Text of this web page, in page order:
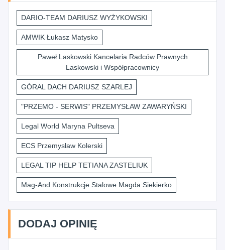
DARIO-TEAM DARIUSZ WYŻYKOWSKI
AMWIK Łukasz Matysko
Paweł Laskowski Kancelaria Radców Prawnych
Laskowski i Współpracownicy
GÓRAL DACH DARIUSZ SZARLEJ
"PRZEMO - SERWIS" PRZEMYSŁAW ZAWARYŃSKI
Legal World Maryna Pultseva
ECS Przemysław Kolerski
LEGAL TIP HELP TETIANA ZASTELIUK
Mag-And Konstrukcje Stalowe Magda Siekierko
DODAJ OPINIĘ